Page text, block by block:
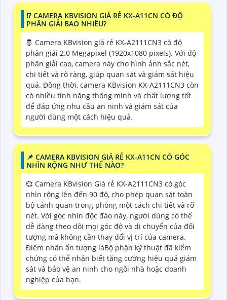
⁉️ CAMERA KBVISION GIÁ RẺ KX-A11CN CÓ ĐỘ
PHÂN GIẢI BAO NHIÊU?
🤴 Camera KBvision giá rẻ KX-A2111CN3 có độ
phân giải 2.0 Megapixel (1920x1080 pixels). Với độ
phân giải cao, camera này cho hình ảnh sắc nét,
chi tiết và rõ ràng, giúp quan sát và giám sát hiệu
quả. Đồng thời, camera KBvision KX-A2111CN3 còn
có nhiều tính năng thông minh và chất lượng tốt
để đáp ứng nhu cầu an ninh và giám sát của
người dùng một cách hiệu quả.
📌 CAMERA KBVISION GIÁ RẺ KX-A11CN CÓ GÓC
NHÌN RỘNG NHƯ THẾ NÀO?
💞 Camera KBvision Giá rẻ KX-A2111CN3 có góc
nhìn rộng lên đến 90 độ, cho phép quan sát toàn
bộ cảnh quan trong phòng một cách chi tiết và rõ
nét. Với góc nhìn độc đáo này, người dùng có thể
dễ dàng theo dõi mọi góc độ và di chuyển của đối
tượng mà không cần thay đổi vị trí của camera.
Điểm nhấn ấn tượng làBộ phận kỹ thuật đã kiểm
chứng có thể nhận biết tăng cường hiệu quả giám
sát và bảo vệ an ninh cho ngôi nhà hoặc doanh
nghiệp của bạn.